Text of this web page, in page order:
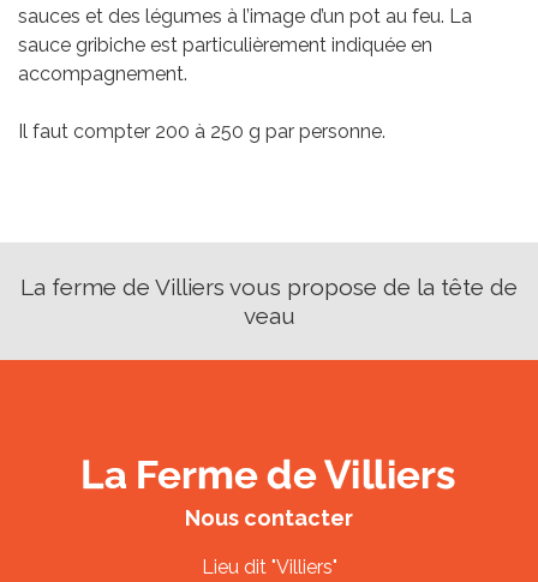
sauces et des légumes à l’image d’un pot au feu. La
sauce gribiche est particulièrement indiquée en
accompagnement.
Il faut compter 200 à 250 g par personne.
La ferme de Villiers vous propose de la tête de
veau
Nous contacter
Lieu dit "Villiers"